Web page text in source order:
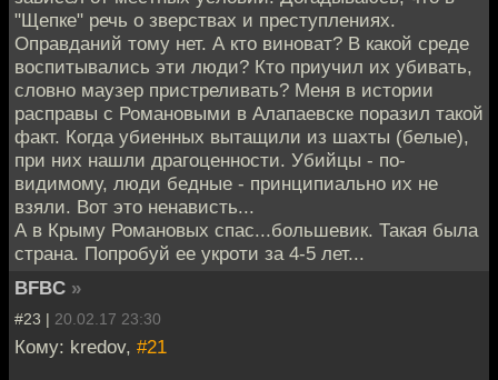
"Щепке" речь о зверствах и преступлениях.
Оправданий тому нет. А кто виноват? В какой среде
воспитывались эти люди? Кто приучил их убивать,
словно маузер пристреливать? Меня в истории
расправы с Романовыми в Алапаевске поразил такой
факт. Когда убиенных вытащили из шахты (белые),
при них нашли драгоценности. Убийцы - по-
видимому, люди бедные - принципиально их не
взяли. Вот это ненависть...
А в Крыму Романовых спас...большевик. Такая была
страна. Попробуй ее укроти за 4-5 лет...
BFBC »
#23 | 20.02.17 23:30
Кому: kredov, #21